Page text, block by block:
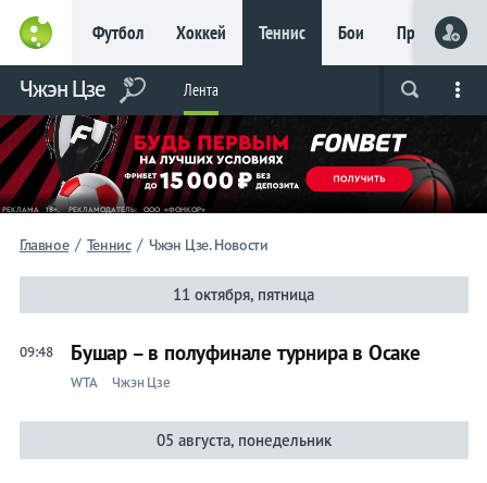
Футбол Хоккей Теннис Бои Прочие
Live Вся лента Букмекеры
Чжэн Цзе Лента
Главное / Теннис / Чжэн Цзе. Новости
11 октября, пятница
09:48 Бушар – в полуфинале турнира в Осаке
WTA Чжэн Цзе
05 августа, понедельник
Главное
Фрибет
до 15
000 ₽
Новым
игрокам, без
условий
Футбол
Хоккей
на спорт
Букмекеры